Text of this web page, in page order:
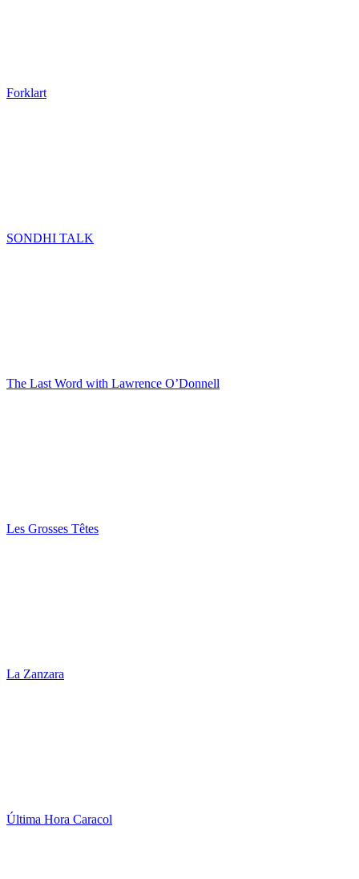
Forklart
SONDHI TALK
The Last Word with Lawrence O’Donnell
Les Grosses Têtes
La Zanzara
Última Hora Caracol